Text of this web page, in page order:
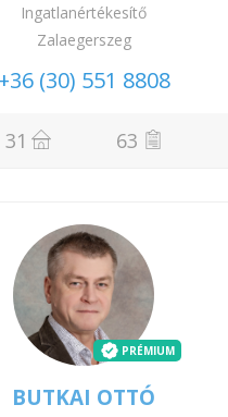
Ingatlanértékesítő
Zalaegerszeg
+36 (30) 551 8808
31 63
PRÉMIUM
BUTKAI OTTÓ